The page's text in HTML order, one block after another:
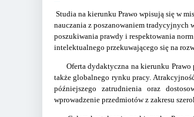
Studia na kierunku Prawo wpisują się w
nauczania z poszanowaniem
poszukiwania prawdy i respektowania
intelektualnego przekuwającego się na
Oferta dydaktyczna na kierunku Prawo
także globalnego rynku pracy.
późniejszego zatrudnienia oraz
wprowadzenie przedmiotów z zakresu